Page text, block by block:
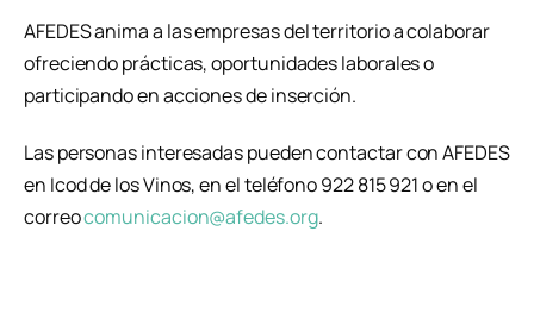
AFEDES anima a las empresas del territorio a colaborar
ofreciendo prácticas, oportunidades laborales o
participando en acciones de inserción.
Las personas interesadas pueden contactar con AFEDES
en Icod de los Vinos, en el teléfono 922 815 921 o en el
correocomunicacion@afedes.org.